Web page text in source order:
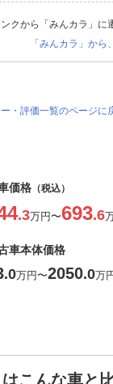
クから「みんカラ」に
「みんカラ」か
・評価一覧のページに
価格 （税込）
.3万円〜693.6
車本体価格
.0万円〜2050.0万
こんな車と